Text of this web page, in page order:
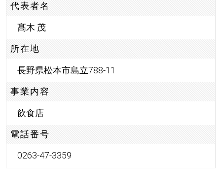
代表者名
髙木 茂
所在地
長野県松本市島立788-11
事業内容
飲食店
電話番号
0263-47-3359